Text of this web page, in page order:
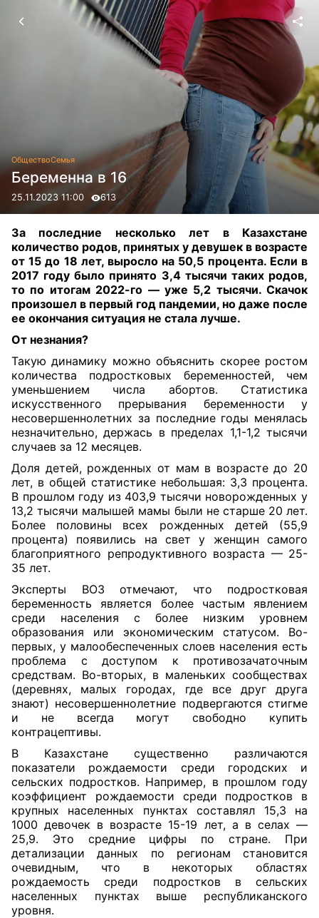
ОбществоСемья
Беременна в 16
25.11.2023 11:00 613
За последние несколько лет в Казахстане
количество родов, принятых у девушек в возрасте
от 15 до 18 лет, выросло на 50,5 процента. Если в
2017 году было принято 3,4 тысячи таких родов,
то по итогам 2022-го — уже 5,2 тысячи. Скачок
произошел в первый год пандемии, но даже после
ее окончания ситуация не стала лучше.
От незнания?
Такую динамику можно объяснить скорее ростом
количества подростковых беременностей, чем
уменьшением числа абортов. Статистика
искусственного прерывания беременности у
несовершеннолетних за последние годы менялась
незначительно, держась в пределах 1,1-1,2 тысячи
случаев за 12 месяцев.
Доля детей, рожденных от мам в возрасте до 20
лет, в общей статистике небольшая: 3,3 процента.
В прошлом году из 403,9 тысячи новорожденных у
13,2 тысячи малышей мамы были не старше 20 лет.
Более половины всех рожденных детей (55,9
процента) появились на свет у женщин самого
благоприятного репродуктивного возраста — 25-
35 лет.
Эксперты ВОЗ отмечают, что подростковая
беременность является более частым явлением
среди населения с более низким уровнем
образования или экономическим статусом. Во-
первых, у малообеспеченных слоев населения есть
проблема с доступом к противозачаточным
средствам. Во-вторых, в маленьких сообществах
(деревнях, малых городах, где все друг друга
знают) несовершеннолетние подвергаются стигме
и не всегда могут свободно купить
контрацептивы.
В Казахстане существенно различаются
показатели рождаемости среди городских и
сельских подростков. Например, в прошлом году
коэффициент рождаемости среди подростков в
крупных населенных пунктах составлял 15,3 на
1000 девочек в возрасте 15-19 лет, а в селах —
25,9. Это средние цифры по стране. При
детализации данных по регионам становится
очевидным, что в некоторых областях
рождаемость среди подростков в сельских
населенных пунктах выше республиканского
уровня.